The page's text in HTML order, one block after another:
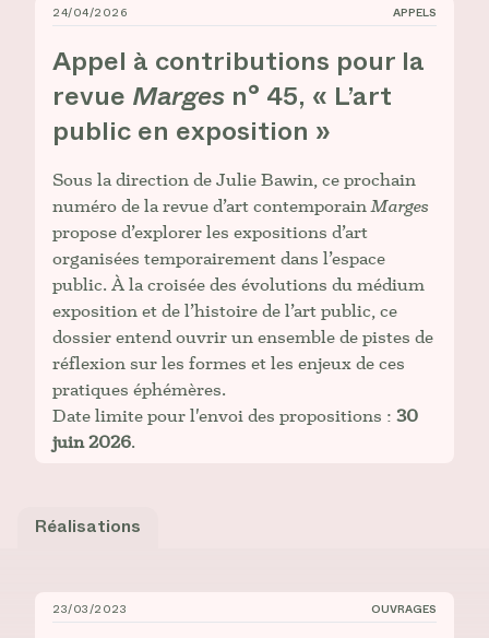
Appel à contributions pour la revue _Marges_ n° 45,
24/04/2026 APPELS
Appel à contributions pour la
revue Marges n° 45, « L’art
public en exposition »
Sous la direction de Julie Bawin, ce prochain
numéro de la revue d’art contemporainMarges
propose d’explorer les expositions d’art
organisées temporairement dans l’espace
public. À la croisée des évolutions du médium
exposition et de l’histoire de l’art public, ce
dossier entend ouvrir un ensemble de pistes de
réflexion sur les formes et les enjeux de ces
pratiques éphémères.
Date limite pour l'envoi des propositions : 30
juin 2026.
Réalisations
_Réinventer la collection. L'art et le musée au temps
23/03/2023 OUVRAGES